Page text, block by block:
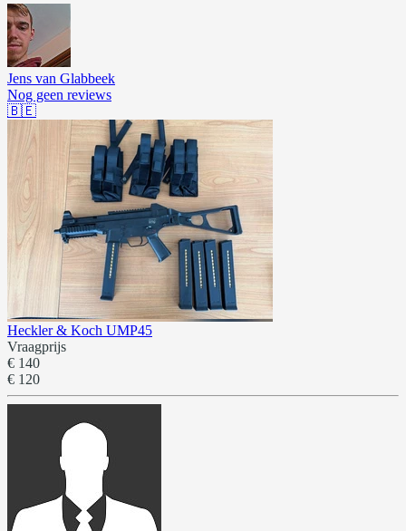
Jens van Glabbeek
Nog geen reviews
🇧🇪
Heckler & Koch UMP45
Vraagprijs
€ 140
€ 120